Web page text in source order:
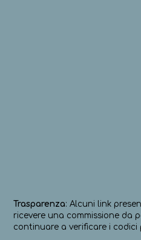
Trasparenza: Alcuni link
ricevere una commissione da
continuare a verificare i codici